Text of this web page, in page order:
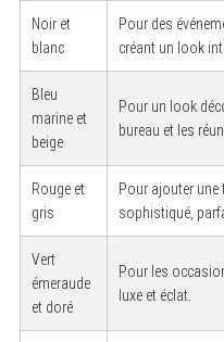
Noir et
blanc
Pour des
créant un look
Bleu
marine et
beige
Pour un look
bureau et les
Rouge et
gris
Pour ajouter
sophistiqué,
Vert
émeraude
et doré
Pour les
luxe et éclat.